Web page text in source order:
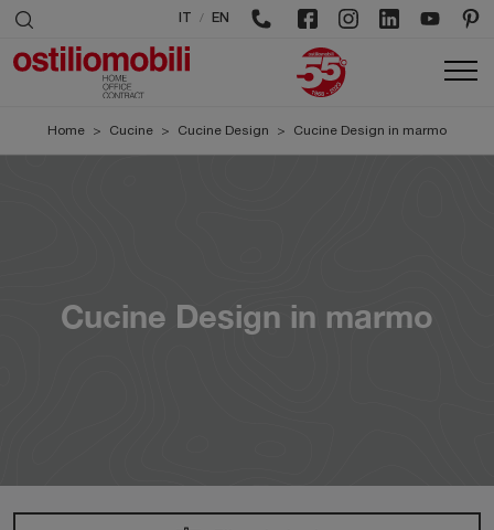
/ EN
Home > Cucine > Cucine Design > Cucine Design in marmo
Cucine Design in marmo